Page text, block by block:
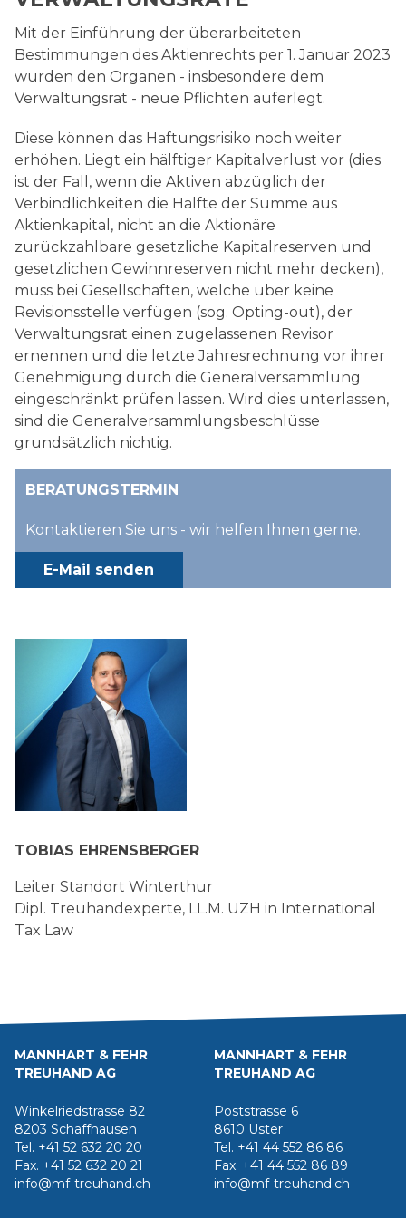
Mit der Einführung der überarbeiteten
Bestimmungen des Aktienrechts per 1. Januar 2023
wurden den Organen - insbesondere dem
Verwaltungsrat - neue Pflichten auferlegt.
Diese können das Haftungsrisiko noch weiter
erhöhen. Liegt ein hälftiger Kapitalverlust vor (dies
ist der Fall, wenn die Aktiven abzüglich der
Verbindlichkeiten die Hälfte der Summe aus
Aktienkapital, nicht an die Aktionäre
zurückzahlbare gesetzliche Kapitalreserven und
gesetzlichen Gewinnreserven nicht mehr decken),
muss bei Gesellschaften, welche über keine
Revisionsstelle verfügen (sog. Opting-out), der
Verwaltungsrat einen zugelassenen Revisor
ernennen und die letzte Jahresrechnung vor ihrer
Genehmigung durch die Generalversammlung
eingeschränkt prüfen lassen. Wird dies unterlassen,
sind die Generalversammlungsbeschlüsse
grundsätzlich nichtig.
BERATUNGSTERMIN
Kontaktieren Sie uns - wir helfen Ihnen gerne.
E-Mail senden
TOBIAS EHRENSBERGER
Leiter Standort Winterthur
Dipl. Treuhandexperte, LL.M. UZH in International
Tax Law
MANNHART & FEHR
TREUHAND AG
Winkelriedstrasse 82
8203 Schaffhausen
Tel. +41 52 632 20 20
Fax. +41 52 632 20 21
info@mf-treuhand.ch
MANNHART & FEHR
TREUHAND AG
Poststrasse 6
8610 Uster
Tel. +41 44 552 86 86
Fax. +41 44 552 86 89
info@mf-treuhand.ch